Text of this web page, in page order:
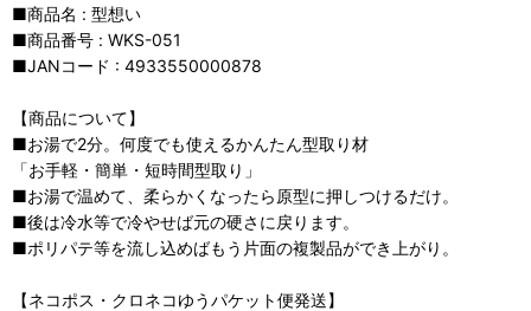
■商品名 : 型想い
■商品番号 : WKS-051
■JANコード : 4933550000878
【商品について】
■お湯で2分。何度でも使えるかんたん型取り材
「お手軽・簡単・短時間型取り」
■お湯で温めて、柔らかくなったら原型に押しつけるだけ。
■後は冷水等で冷やせば元の硬さに戻ります。
■ポリパテ等を流し込めばもう片面の複製品ができ上がり。
【ネコポス・クロネコゆうパケット便発送】